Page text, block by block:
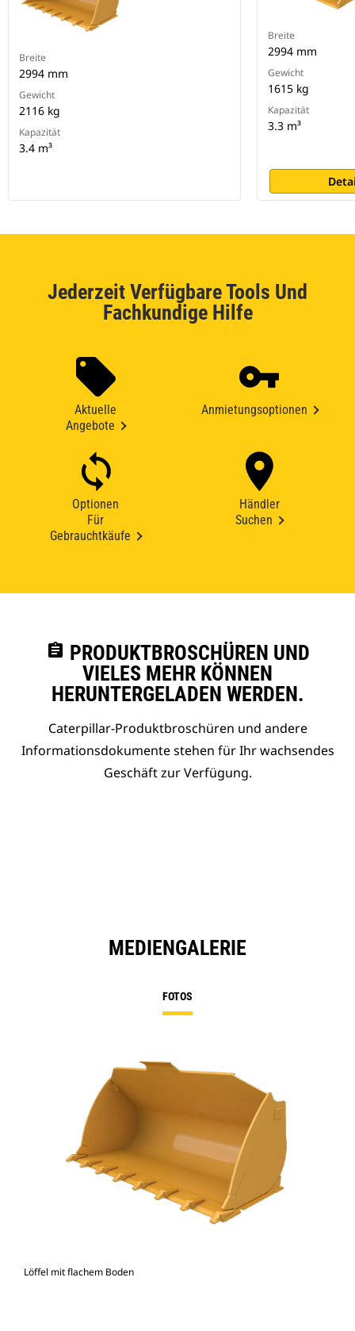
Breite
2994 mm
Gewicht
2116 kg
Kapazität
3.4 m³
Breite
2994 mm
Gewicht
1615 kg
Kapazität
3.3 m³
Jederzeit Verfügbare Tools Und
Fachkundige Hilfe
Aktuelle
Angebote
Anmietungsoptionen
Optionen
Für
Gebrauchtkäufe
Händler
Suchen
assignment PRODUKTBROSCHÜREN UND
VIELES MEHR KÖNNEN
HERUNTERGELADEN WERDEN.
Caterpillar-Produktbroschüren und andere
Informationsdokumente stehen für Ihr wachsendes
Geschäft zur Verfügung.
MEDIENGALERIE
FOTOS
Löffel mit flachem Boden